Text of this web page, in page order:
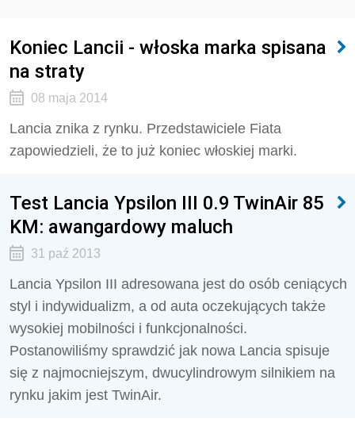
Koniec Lancii - włoska marka spisana
na straty
08 maja 2014
Lancia znika z rynku. Przedstawiciele Fiata
zapowiedzieli, że to już koniec włoskiej marki.
Test Lancia Ypsilon III 0.9 TwinAir 85
KM: awangardowy maluch
31 paź 2013
Lancia Ypsilon III adresowana jest do osób ceniących
styl i indywidualizm, a od auta oczekujących także
wysokiej mobilności i funkcjonalności.
Postanowiliśmy sprawdzić jak nowa Lancia spisuje
się z najmocniejszym, dwucylindrowym silnikiem na
rynku jakim jest TwinAir.